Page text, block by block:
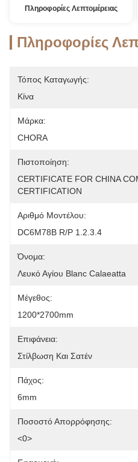
Πληροφορίες Λεπτομέρειας
Πληροφορίες
Τόπος Καταγωγής:
Κίνα
Μάρκα:
CHORA
Πιστοποίηση:
CERTIFICATE FOR CHINA
CERTIFICATION
Αριθμό Μοντέλου:
DC6M78B R/P 1.2.3.4
Όνομα:
Λευκό Αγίου Blanc Calaeatta
Μέγεθος:
1200*2700mm
Επιφάνεια:
Στίλβωση Και Σατέν
Πάχος:
6mm
Ποσοστό Απορρόφησης:
<0>